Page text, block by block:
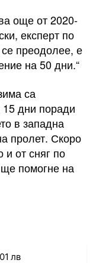
още от 2020-
експерт по
преодолее, е
на 50 дни.“
са
15 дни поради
в западна
пролет. Скоро
и от сняг по
ще помогне на
лв